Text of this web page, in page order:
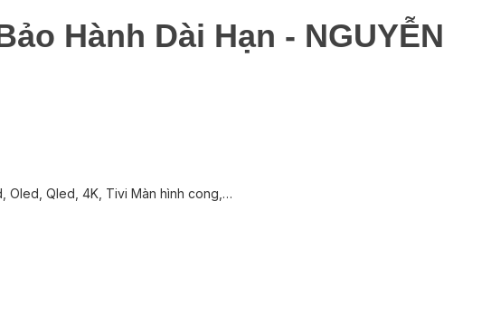
Hành Dài Hạn - NGUYỄN
Oled, Qled, 4K, Tivi Màn hình cong,…